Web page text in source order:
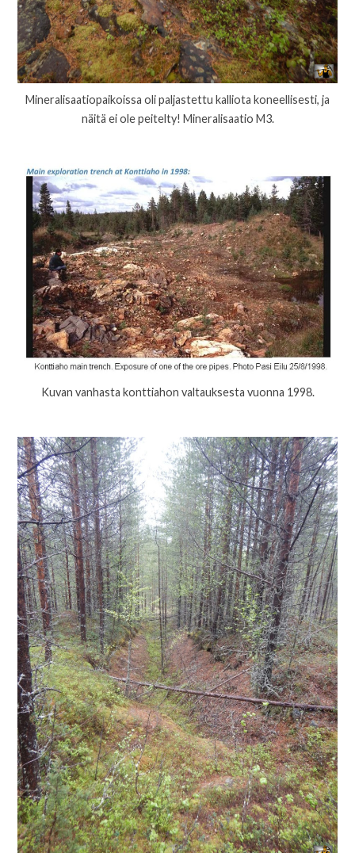
Mineralisaatiopaikoissa oli paljastettu kalliota koneellisesti, ja
näitä ei ole peitelty! Mineralisaatio M3.
Kuvan vanhasta konttiahon valtauksesta vuonna 1998.